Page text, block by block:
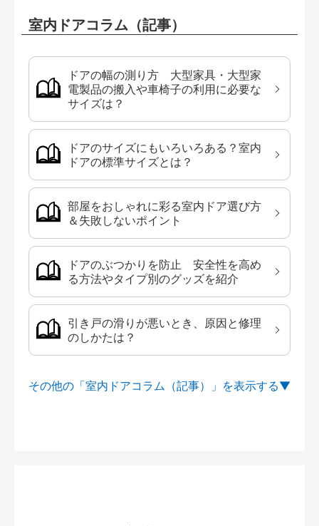
室内ドアコラム（記事）
ドアの幅の測り方 大型家具・大型家
電製品の搬入や車椅子の利用に必要な
サイズは？
ドアのサイズにもいろいろある？室内
ドアの標準サイズとは？
部屋をおしゃれに彩る室内ドア選び方
＆失敗しないポイント
ドアのぶつかりを防止 安全性を高め
る方法やタイプ別のグッズを紹介
引き戸の滑りが悪いとき、原因と修理
のしかたは？
その他の「室内ドアコラム（記事）」を